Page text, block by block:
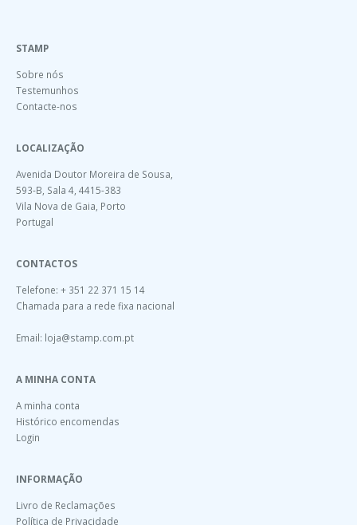
STAMP
Sobre nós
Testemunhos
Contacte-nos
LOCALIZAÇÃO
Avenida Doutor Moreira de Sousa,
593-B, Sala 4, 4415-383
Vila Nova de Gaia, Porto
Portugal
CONTACTOS
Telefone: + 351 22 371 15 14
Chamada para a rede fixa nacional
Email: loja@stamp.com.pt
A MINHA CONTA
A minha conta
Histórico encomendas
Login
INFORMAÇÃO
Livro de Reclamações
Política de Privacidade